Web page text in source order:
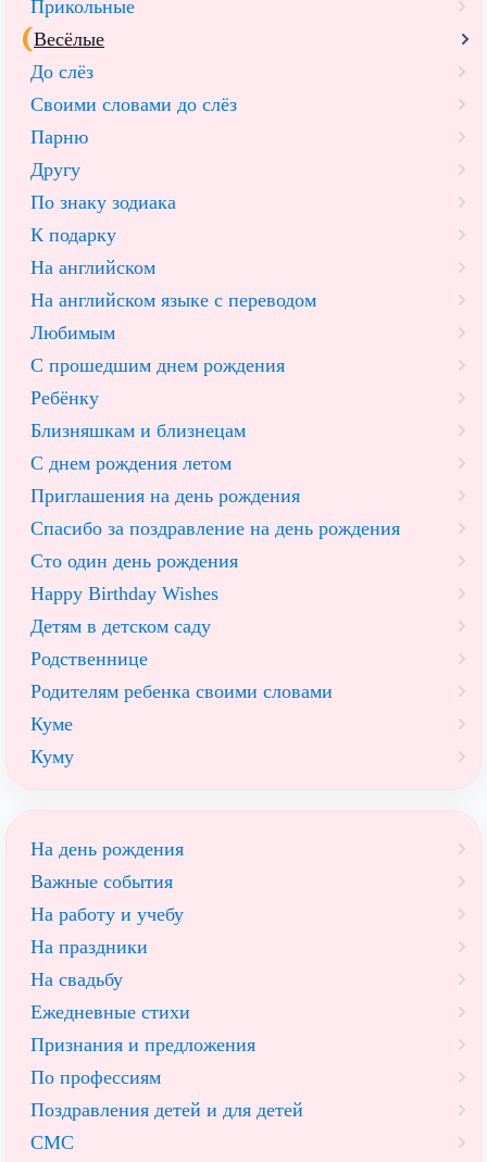
Прикольные
Весёлые
До слёз
Своими словами до слёз
Парню
Другу
По знаку зодиака
К подарку
На английском
На английском языке с переводом
Любимым
С прошедшим днем рождения
Ребёнку
Близняшкам и близнецам
С днем рождения летом
Приглашения на день рождения
Спасибо за поздравление на день рождения
Сто один день рождения
Happy Birthday Wishes
Детям в детском саду
Родственнице
Родителям ребенка своими словами
Куме
Куму
На день рождения
Важные события
На работу и учебу
На праздники
На свадьбу
Ежедневные стихи
Признания и предложения
По профессиям
Поздравления детей и для детей
СМС